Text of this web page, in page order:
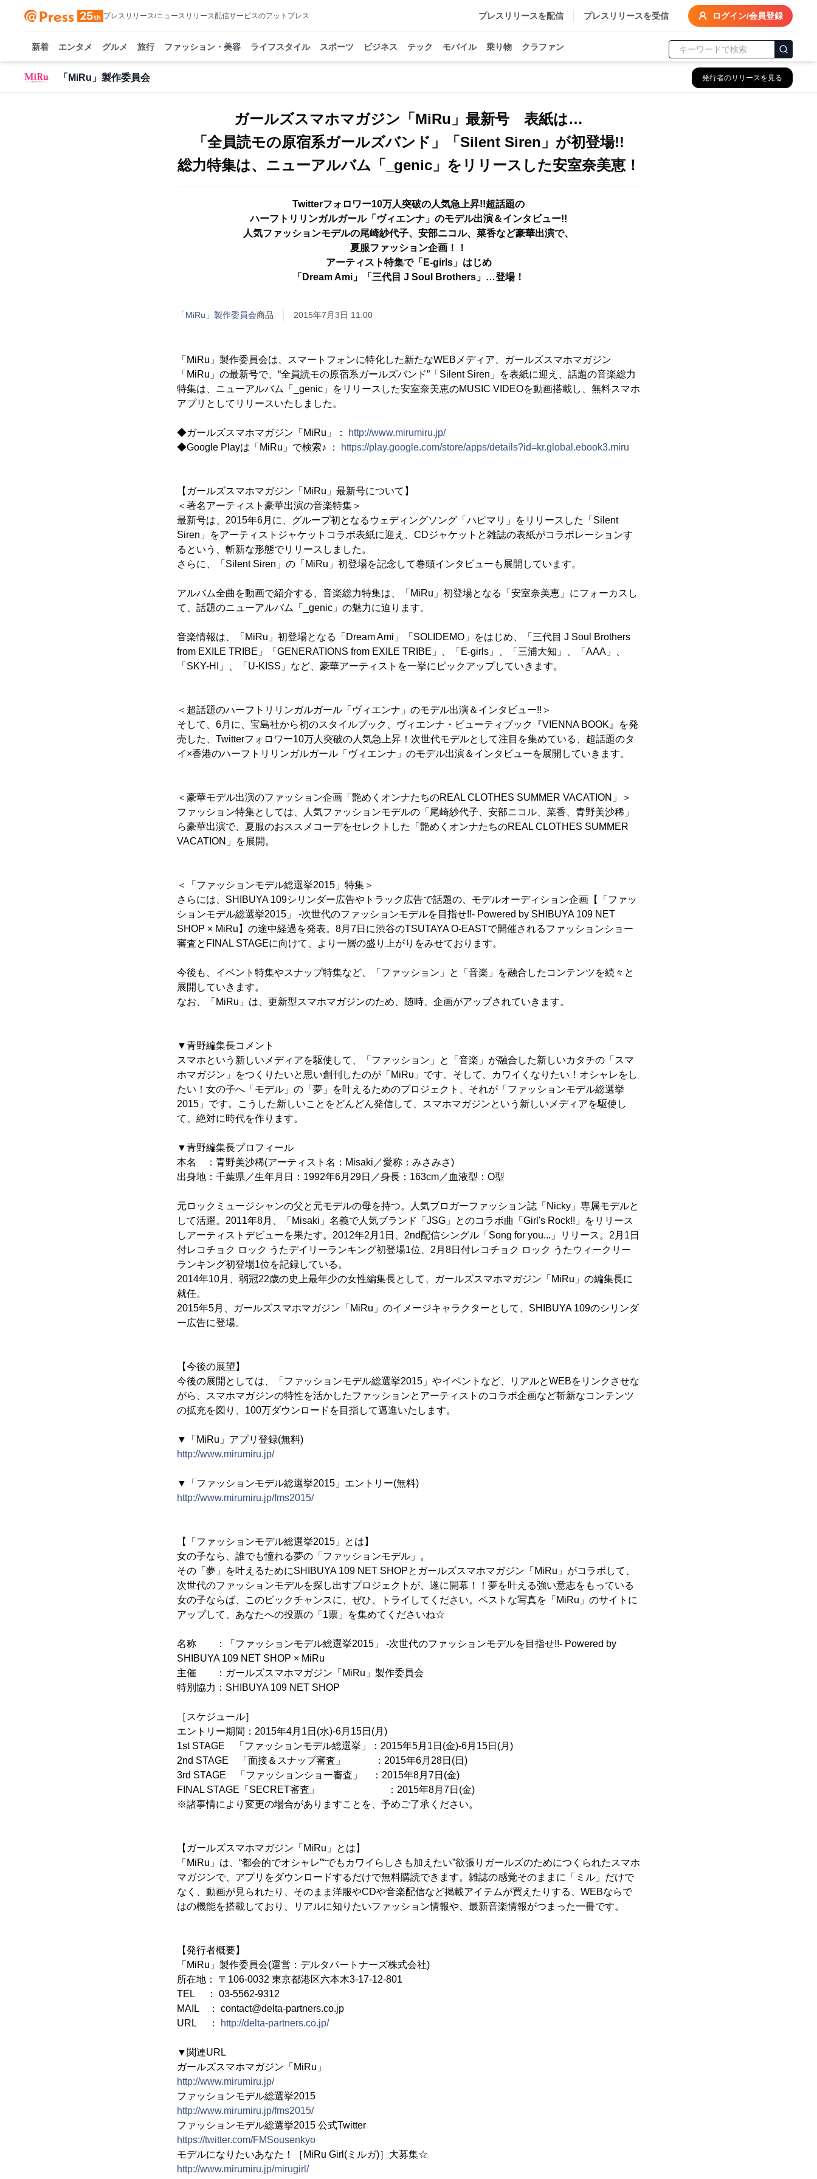
プレスリリース/ニュースリリース配信サービスのアットプレス プレスリリースを配信 プレスリリースを受信 ログイン/会員登録
新着 エンタメ グルメ 旅行 ファッション・美容 ライフスタイル スポーツ ビジネス テック モバイル 乗り物 クラファン
「MiRu」製作委員会 発行者のリリースを見る
ガールズスマホマガジン「MiRu」最新号 表紙は…
「全員読モの原宿系ガールズバンド」「Silent Siren」が初登場!!
総力特集は、ニューアルバム「_genic」をリリースした安室奈美恵！
Twitterフォロワー10万人突破の人気急上昇!!超話題の
ハーフトリリンガルガール「ヴィエンナ」のモデル出演＆インタビュー!!
人気ファッションモデルの尾崎紗代子、安部ニコル、菜香など豪華出演で、
夏服ファッション企画！！
アーティスト特集で「E-girls」はじめ
「Dream Ami」「三代目 J Soul Brothers」…登場！
「MiRu」製作委員会商品 2015年7月3日 11:00
「MiRu」製作委員会は、スマートフォンに特化した新たなWEBメディア、ガールズスマホマガジン
「MiRu」の最新号で、“全員読モの原宿系ガールズバンド”「Silent Siren」を表紙に迎え、話題の音楽総力
特集は、ニューアルバム「_genic」をリリースした安室奈美恵のMUSIC VIDEOを動画搭載し、無料スマホ
アプリとしてリリースいたしました。
◆ガールズスマホマガジン「MiRu」：
http://www.mirumiru.jp/
◆Google Playは「MiRu」で検索♪ ：
https://play.google.com/store/apps/details?id=kr.global.ebook3.miru
【ガールズスマホマガジン「MiRu」最新号について】
＜著名アーティスト豪華出演の音楽特集＞
最新号は、2015年6月に、グループ初となるウェディングソング「ハピマリ」をリリースした「Silent
Siren」をアーティストジャケットコラボ表紙に迎え、CDジャケットと雑誌の表紙がコラボレーションす
るという、斬新な形態でリリースしました。
さらに、「Silent Siren」の「MiRu」初登場を記念して巻頭インタビューも展開しています。
アルバム全曲を動画で紹介する、音楽総力特集は、「MiRu」初登場となる「安室奈美恵」にフォーカスし
て、話題のニューアルバム「_genic」の魅力に迫ります。
音楽情報は、「MiRu」初登場となる「Dream Ami」「SOLIDEMO」をはじめ、「三代目 J Soul Brothers
from EXILE TRIBE」「GENERATIONS from EXILE TRIBE」、「E-girls」、「三浦大知」、「AAA」、
「SKY-HI」、「U-KISS」など、豪華アーティストを一挙にピックアップしていきます。
＜超話題のハーフトリリンガルガール「ヴィエンナ」のモデル出演＆インタビュー!!＞
そして、6月に、宝島社から初のスタイルブック、ヴィエンナ・ビューティブック『VIENNA BOOK』を発
売した、Twitterフォロワー10万人突破の人気急上昇！次世代モデルとして注目を集めている、超話題のタ
イ×香港のハーフトリリンガルガール「ヴィエンナ」のモデル出演＆インタビューを展開していきます。
＜豪華モデル出演のファッション企画「艶めくオンナたちのREAL CLOTHES SUMMER VACATION」＞
ファッション特集としては、人気ファッションモデルの「尾崎紗代子、安部ニコル、菜香、青野美沙稀」
ら豪華出演で、夏服のおススメコーデをセレクトした「艶めくオンナたちのREAL CLOTHES SUMMER
VACATION」を展開。
＜「ファッションモデル総選挙2015」特集＞
さらには、SHIBUYA 109シリンダー広告やトラック広告で話題の、モデルオーディション企画【「ファッ
ションモデル総選挙2015」 -次世代のファッションモデルを目指せ!!- Powered by SHIBUYA 109 NET
SHOP × MiRu】の途中経過を発表。8月7日に渋谷のTSUTAYA O-EASTで開催されるファッションショー
審査とFINAL STAGEに向けて、より一層の盛り上がりをみせております。
今後も、イベント特集やスナップ特集など、「ファッション」と「音楽」を融合したコンテンツを続々と
展開していきます。
なお、「MiRu」は、更新型スマホマガジンのため、随時、企画がアップされていきます。
▼青野編集長コメント
スマホという新しいメディアを駆使して、「ファッション」と「音楽」が融合した新しいカタチの「スマ
ホマガジン」をつくりたいと思い創刊したのが「MiRu」です。そして、カワイくなりたい！オシャレをし
たい！女の子へ「モデル」の「夢」を叶えるためのプロジェクト、それが「ファッションモデル総選挙
2015」です。こうした新しいことをどんどん発信して、スマホマガジンという新しいメディアを駆使し
て、絶対に時代を作ります。
▼青野編集長プロフィール
本名 ：青野美沙稀(アーティスト名：Misaki／愛称：みさみさ)
出身地：千葉県／生年月日：1992年6月29日／身長：163cm／血液型：O型
元ロックミュージシャンの父と元モデルの母を持つ。人気ブロガーファッション誌「Nicky」専属モデルと
して活躍。2011年8月、「Misaki」名義で人気ブランド「JSG」とのコラボ曲「Girl's Rock!!」をリリース
しアーティストデビューを果たす。2012年2月1日、2nd配信シングル「Song for you...」リリース。2月1日
付レコチョク ロック うたデイリーランキング初登場1位、2月8日付レコチョク ロック うたウィークリー
ランキング初登場1位を記録している。
2014年10月、弱冠22歳の史上最年少の女性編集長として、ガールズスマホマガジン「MiRu」の編集長に
就任。
2015年5月、ガールズスマホマガジン「MiRu」のイメージキャラクターとして、SHIBUYA 109のシリンダ
ー広告に登場。
【今後の展望】
今後の展開としては、「ファッションモデル総選挙2015」やイベントなど、リアルとWEBをリンクさせな
がら、スマホマガジンの特性を活かしたファッションとアーティストのコラボ企画など斬新なコンテンツ
の拡充を図り、100万ダウンロードを目指して邁進いたします。
▼「MiRu」アプリ登録(無料)
http://www.mirumiru.jp/
▼「ファッションモデル総選挙2015」エントリー(無料)
http://www.mirumiru.jp/fms2015/
【「ファッションモデル総選挙2015」とは】
女の子なら、誰でも憧れる夢の「ファッションモデル」。
その「夢」を叶えるためにSHIBUYA 109 NET SHOPとガールズスマホマガジン「MiRu」がコラボして、
次世代のファッションモデルを探し出すプロジェクトが、遂に開幕！！夢を叶える強い意志をもっている
女の子ならば、このビックチャンスに、ぜひ、トライしてください。ベストな写真を「MiRu」のサイトに
アップして、あなたへの投票の「1票」を集めてくださいね☆
名称 ：「ファッションモデル総選挙2015」 -次世代のファッションモデルを目指せ!!- Powered by
SHIBUYA 109 NET SHOP × MiRu
主催 ：ガールズスマホマガジン「MiRu」製作委員会
特別協力：SHIBUYA 109 NET SHOP
［スケジュール］
エントリー期間：2015年4月1日(水)-6月15日(月)
1st STAGE 「ファッションモデル総選挙」：2015年5月1日(金)-6月15日(月)
2nd STAGE 「面接＆スナップ審査」 ：2015年6月28日(日)
3rd STAGE 「ファッションショー審査」 ：2015年8月7日(金)
FINAL STAGE「SECRET審査」 ：2015年8月7日(金)
※諸事情により変更の場合がありますことを、予めご了承ください。
【ガールズスマホマガジン「MiRu」とは】
「MiRu」は、“都会的でオシャレ”“でもカワイらしさも加えたい”欲張りガールズのためにつくられたスマホ
マガジンで、アプリをダウンロードするだけで無料購読できます。雑誌の感覚そのままに「ミル」だけで
なく、動画が見られたり、そのまま洋服やCDや音楽配信など掲載アイテムが買えたりする、WEBならで
はの機能を搭載しており、リアルに知りたいファッション情報や、最新音楽情報がつまった一冊です。
【発行者概要】
「MiRu」製作委員会(運営：デルタパートナーズ株式会社)
所在地： 〒106-0032 東京都港区六本木3-17-12-801
TEL ： 03-5562-9312
MAIL ： contact@delta-partners.co.jp
URL ：
http://delta-partners.co.jp/
▼関連URL
ガールズスマホマガジン「MiRu」
http://www.mirumiru.jp/
ファッションモデル総選挙2015
http://www.mirumiru.jp/fms2015/
ファッションモデル総選挙2015 公式Twitter
https://twitter.com/FMSousenkyo
モデルになりたいあなた！［MiRu Girl(ミルガ)］大募集☆
http://www.mirumiru.jp/mirugirl/